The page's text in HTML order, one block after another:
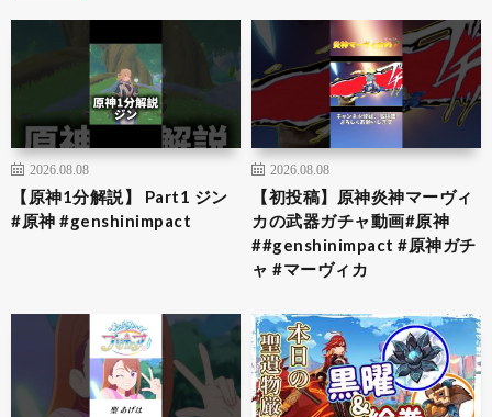
2026.08.08
【原神1分解説】 Part1 ジン
#原神 #genshinimpact
2026.08.08
【初投稿】原神炎神マーヴィ
カの武器ガチャ動画#原神
##genshinimpact #原神ガチ
ャ #マーヴィカ